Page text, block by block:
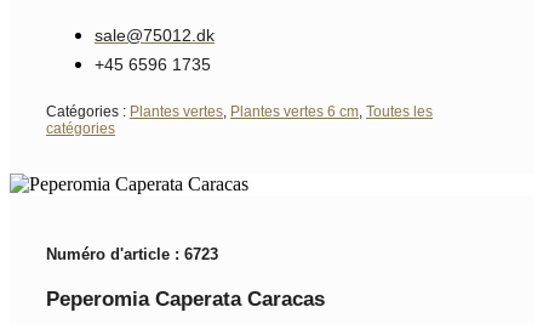
sale@75012.dk
+45 6596 1735
Catégories : Plantes vertes Plantes vertes 6 cm Toutes les
catégories
Numéro d'article : 6723
Peperomia Caperata Caracas